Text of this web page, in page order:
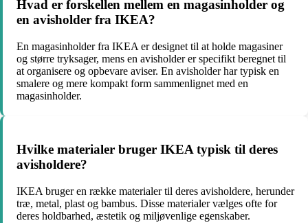
Hvad er forskellen mellem en magasinholder og
en avisholder fra IKEA?
En magasinholder fra IKEA er designet til at holde magasiner
og større tryksager, mens en avisholder er specifikt beregnet til
at organisere og opbevare aviser. En avisholder har typisk en
smalere og mere kompakt form sammenlignet med en
magasinholder.
Hvilke materialer bruger IKEA typisk til deres
avisholdere?
IKEA bruger en række materialer til deres avisholdere, herunder
træ, metal, plast og bambus. Disse materialer vælges ofte for
deres holdbarhed, æstetik og miljøvenlige egenskaber.